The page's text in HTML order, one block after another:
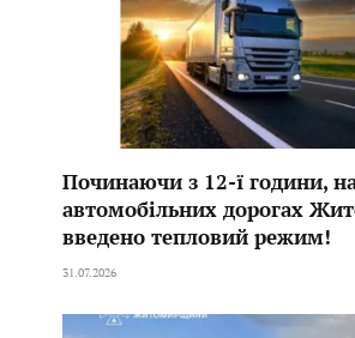
Починаючи з 12-ї години,
автомобільних дорогах
введено тепловий режим!
31.07.2026